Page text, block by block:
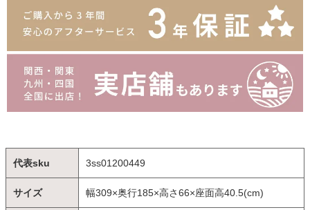
代表sku 3ss01200449
サイズ 幅309×奥行185×高さ66×座面高40.5(cm)